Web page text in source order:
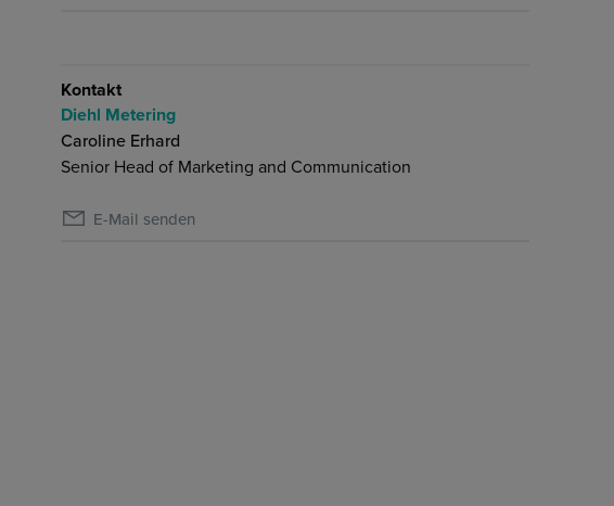
Kontakt
Diehl Metering
Caroline Erhard
Senior Head of Marketing and Communication
E-Mail senden